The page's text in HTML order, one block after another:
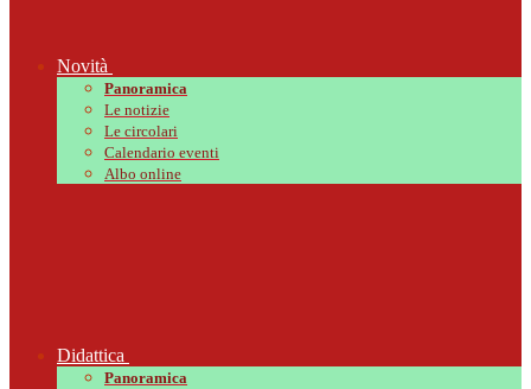
Novità
Panoramica
Le notizie
Le circolari
Calendario eventi
Albo online
Didattica
Panoramica